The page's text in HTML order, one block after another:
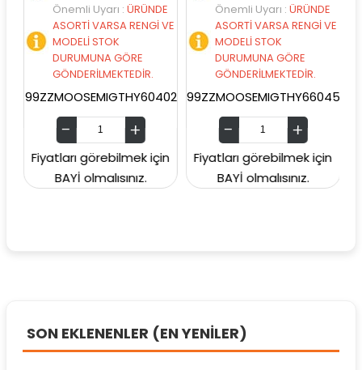
Önemli Uyarı:ÜRÜNDE
ASORTİ VARSA RENGİ VE
MODELİ STOK
DURUMUNA GÖRE
GÖNDERİLMEKTEDİR.
99ZZMOOSEMIGTHY60402
Fiyatları görebilmek için
BAYİ olmalısınız.
Önemli Uyarı:ÜRÜNDE
ASORTİ VARSA RENGİ VE
MODELİ STOK
DURUMUNA GÖRE
GÖNDERİLMEKTEDİR.
99ZZMOOSEMIGTHY66045
Fiyatları görebilmek için
BAYİ olmalısınız.
SON EKLENENLER (EN YENİLER)